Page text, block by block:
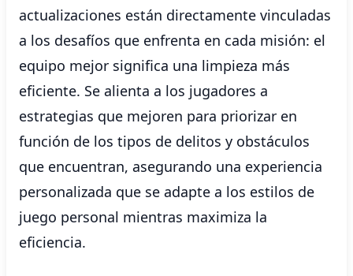
actualizaciones están directamente vinculadas
a los desafíos que enfrenta en cada misión: el
equipo mejor significa una limpieza más
eficiente. Se alienta a los jugadores a
estrategias que mejoren para priorizar en
función de los tipos de delitos y obstáculos
que encuentran, asegurando una experiencia
personalizada que se adapte a los estilos de
juego personal mientras maximiza la
eficiencia.